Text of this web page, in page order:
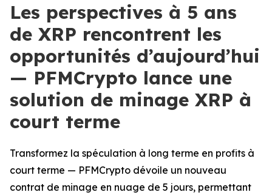
Les perspectives à 5 ans
de XRP rencontrent les
opportunités d’aujourd’hui
— PFMCrypto lance une
solution de minage XRP à
court terme
Transformez la spéculation à long terme en profits à
court terme — PFMCrypto dévoile un nouveau
contrat de minage en nuage de 5 jours, permettant